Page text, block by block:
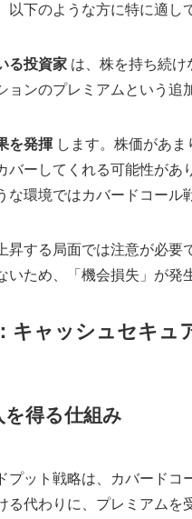
以下のような方に特に適し
る投資家 は、株を持ち続
ョンのプレミアムという追
を発揮 します。株価があ
バーしてくれる可能性が
な環境ではカバードコール
昇する局面では注意が必
いため、「機会損失」が発
キャッシュセキュ
得る仕組み
プット戦略は、カバード
る代わりに、プレミアムを